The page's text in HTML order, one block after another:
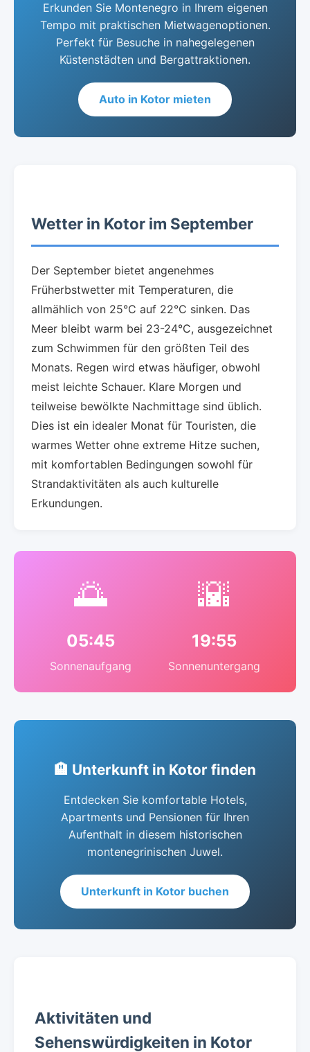
Erkunden Sie Montenegro in Ihrem eigenen
Tempo mit praktischen Mietwagenoptionen.
Perfekt für Besuche in nahegelegenen
Küstenstädten und Bergattraktionen.
Auto in Kotor mieten
Wetter in Kotor im September
Der September bietet angenehmes
Früherbstwetter mit Temperaturen, die
allmählich von 25°C auf 22°C sinken. Das
Meer bleibt warm bei 23-24°C, ausgezeichnet
zum Schwimmen für den größten Teil des
Monats. Regen wird etwas häufiger, obwohl
meist leichte Schauer. Klare Morgen und
teilweise bewölkte Nachmittage sind üblich.
Dies ist ein idealer Monat für Touristen, die
warmes Wetter ohne extreme Hitze suchen,
mit komfortablen Bedingungen sowohl für
Strandaktivitäten als auch kulturelle
Erkundungen.
🌅
05:45
Sonnenaufgang
🌇
19:55
Sonnenuntergang
🏨 Unterkunft in Kotor finden
Entdecken Sie komfortable Hotels,
Apartments und Pensionen für Ihren
Aufenthalt in diesem historischen
montenegrinischen Juwel.
Unterkunft in Kotor buchen
Aktivitäten und
Sehenswürdigkeiten in Kotor